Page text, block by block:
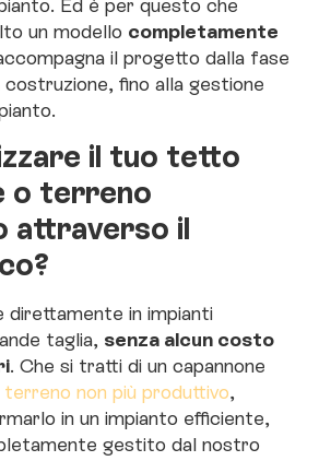
un modello completamente
il progetto dalla fase
fino alla gestione
il tuo tetto
o terreno
attraverso il
direttamente in impianti
taglia, senza alcun costo
. Che si tratti di un capannone
terreno non più produttivo,
in un impianto efficiente,
gestito dal nostro